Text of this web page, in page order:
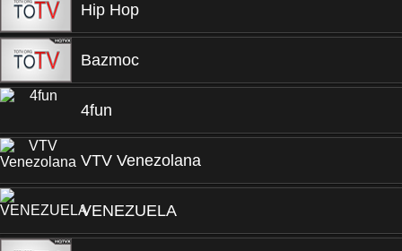
Hip Hop
Bazmoc
4fun
VTV Venezolana
VENEZUELA